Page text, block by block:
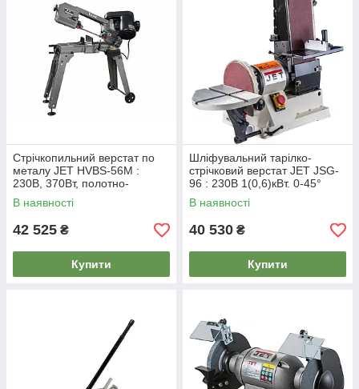
Стрічкопильний верстат по
металу JET HVBS-56M :
230В, 370Вт, полотно-
1640х13мм, обр.- 75-125мм
В наявності
42 525 ₴
Купити
Шліфувальний тарілко-
стрічковий верстат JET JSG-
96 : 230В 1(0,6)кВт. 0-45°
ст.150х1220 мм. Ø = 230 мм
В наявності
40 530 ₴
Купити